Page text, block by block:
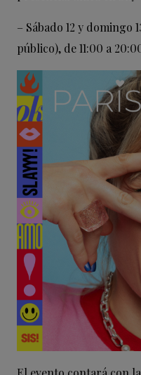
– Sábado 12 y domingo
público), de 11:00 a